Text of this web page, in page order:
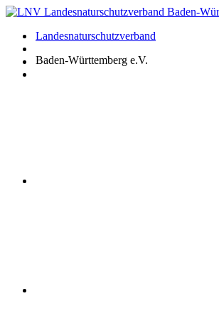
Zum
springenLandesnaturschutzverband
Baden-Württemberg e.V.